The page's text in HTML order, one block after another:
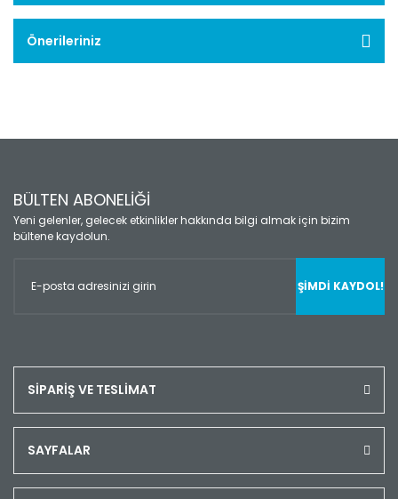
Önerileriniz
BÜLTEN ABONELİĞİ
Yeni gelenler, gelecek etkinlikler hakkında bilgi almak için bizim
bültene kaydolun.
ŞİMDİ KAYDOL!
SİPARİŞ VE TESLİMAT
SAYFALAR